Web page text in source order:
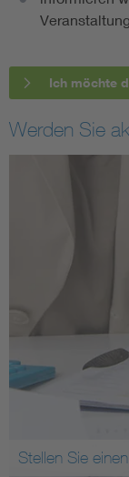
Ich möchte
Werden Sie
Stellen Sie